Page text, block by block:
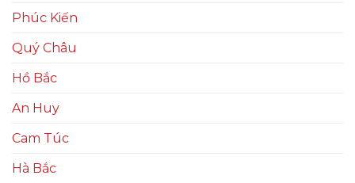
Phúc Kiến
Quý Châu
Hồ Bắc
An Huy
Cam Túc
Hà Bắc